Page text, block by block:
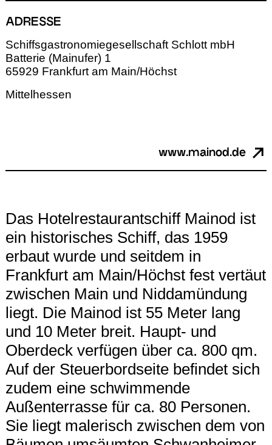
ADRESSE
Schiffsgastronomiegesellschaft Schlott mbH
Batterie (Mainufer) 1
65929 Frankfurt am Main/Höchst
Mittelhessen
www.mainod.de
Das Hotelrestaurantschiff Mainod ist
ein historisches Schiff, das 1959
erbaut wurde und seitdem in
Frankfurt am Main/Höchst fest vertäut
zwischen Main und Niddamündung
liegt. Die Mainod ist 55 Meter lang
und 10 Meter breit. Haupt- und
Oberdeck verfügen über ca. 800 qm.
Auf der Steuerbordseite befindet sich
zudem eine schwimmende
Außenterrasse für ca. 80 Personen.
Sie liegt malerisch zwischen dem von